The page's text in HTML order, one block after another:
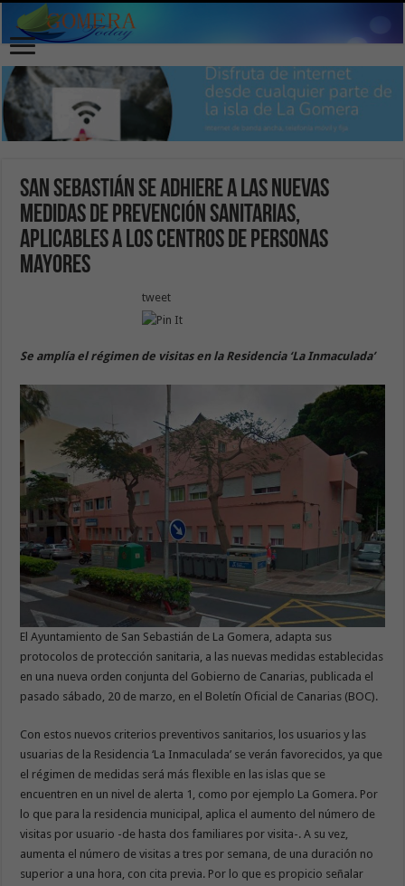
San Sebastián se adhiere a las nuevas
medidas de prevención sanitarias,
aplicables a los centros de personas
mayores
tweet
Se amplía el régimen de visitas en la Residencia ‘La Inmaculada’
El Ayuntamiento de San Sebastián de La Gomera, adapta sus
protocolos de protección sanitaria, a las nuevas medidas establecidas
en una nueva orden conjunta del Gobierno de Canarias, publicada el
pasado sábado, 20 de marzo, en el Boletín Oficial de Canarias (BOC).
Con estos nuevos criterios preventivos sanitarios, los usuarios y las
usuarias de la Residencia ‘La Inmaculada’ se verán favorecidos, ya que
el régimen de medidas será más flexible en las islas que se
encuentren en un nivel de alerta 1, como por ejemplo La Gomera. Por
lo que para la residencia municipal, aplica el aumento del número de
visitas por usuario -de hasta dos familiares por visita-. A su vez,
aumenta el número de visitas a tres por semana, de una duración no
superior a una hora, con cita previa. Por lo que es propicio señalar